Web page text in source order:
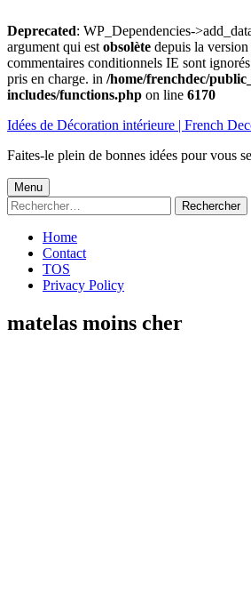
Deprecated: WP_Dependencies-
argument qui est obsolète depuis la
commentaires conditionnels IE sont
pris en charge. in /home/frenchdec/
includes/functions.php on line 6170
au
Idées de Décoration intérieure | French
Faites-le plein de bonnes idées pour vous
Menu
principal
Menu
Rechercher :
Home
Contact
TOS
Privacy Policy
matelas moins cher